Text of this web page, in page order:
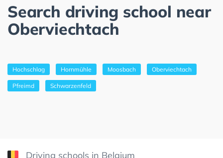
Search driving school near
Oberviechtach
Hochschlag Hornmühle Moosbach Oberviechtach
Pfreimd Schwarzenfeld
Driving schools in Belgium